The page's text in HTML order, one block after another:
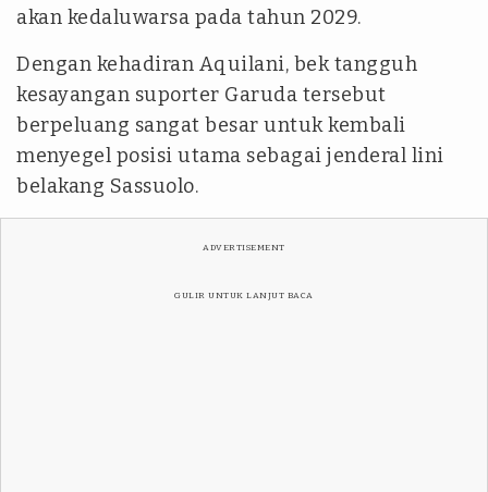
akan kedaluwarsa pada tahun 2029.
Dengan kehadiran Aquilani, bek tangguh
kesayangan suporter Garuda tersebut
berpeluang sangat besar untuk kembali
menyegel posisi utama sebagai jenderal lini
belakang Sassuolo.
ADVERTISEMENT
GULIR UNTUK LANJUT BACA